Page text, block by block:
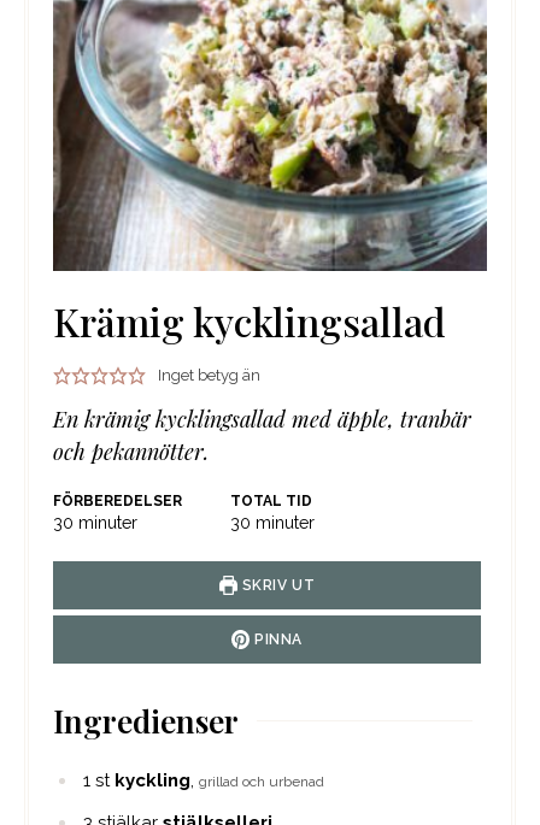
Krämig kycklingsallad
Inget betyg än
En krämig kycklingsallad med äpple, tranbär
och pekannötter.
FÖRBEREDELSER
30 minuter
minuter
TOTAL TID
30 minuter
minuter
SKRIV UT
PINNA
Ingredienser
1 st kyckling, grillad och urbenad